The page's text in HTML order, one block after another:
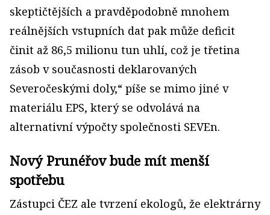
skeptičtějších a pravděpodobně mnohem
reálnějších vstupních dat pak může deficit
činit až 86,5 milionu tun uhlí, což je třetina
zásob v současnosti deklarovaných
Severočeskými doly,“ píše se mimo jiné v
materiálu EPS, který se odvolává na
alternativní výpočty společnosti SEVEn.
Nový Prunéřov bude mít menší
spotřebu
Zástupci ČEZ ale tvrzení ekologů, že elektrárny